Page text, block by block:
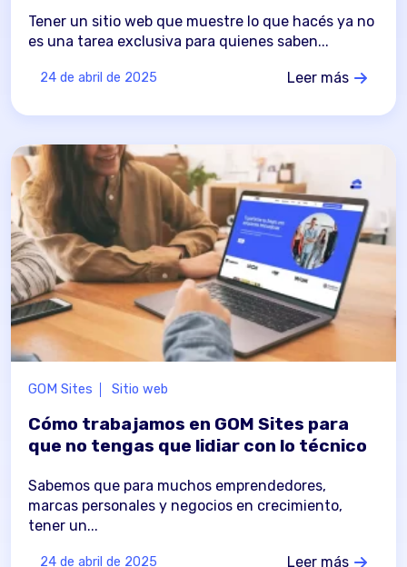
Tener un sitio web que muestre lo que hacés ya no
es una tarea exclusiva para quienes saben...
24 de abril de 2025 Leer más
GOM Sites Sitio web
Cómo trabajamos en GOM Sites para
que no tengas que lidiar con lo técnico
Sabemos que para muchos emprendedores,
marcas personales y negocios en crecimiento,
tener un...
24 de abril de 2025 Leer más